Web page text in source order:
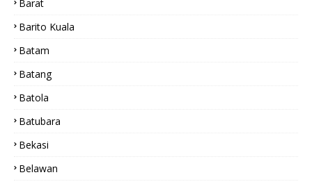
Barat
Barito Kuala
Batam
Batang
Batola
Batubara
Bekasi
Belawan